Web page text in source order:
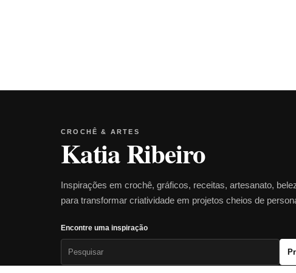
CROCHÊ & ARTES
Katia Ribeiro
Inspirações em crochê, gráficos, receitas, artesanato,
para transformar criatividade em projetos cheios de
Encontre uma inspiração